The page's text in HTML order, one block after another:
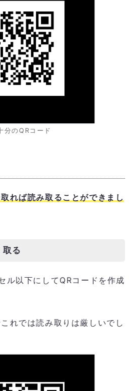
分のQRコード
れば読み取ることができまし
る
ル以下にしてQRコードを作成
れでは読み取りは厳しいでし